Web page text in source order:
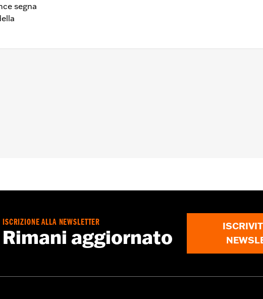
segna
ISCRIZIONE ALLA NEWSLETTER
Rimani aggiornato